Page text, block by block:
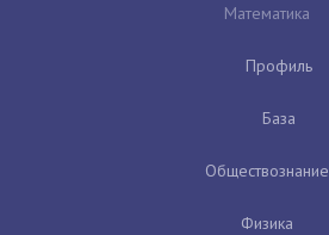
Математика
Профиль
База
Обществознание
Физика